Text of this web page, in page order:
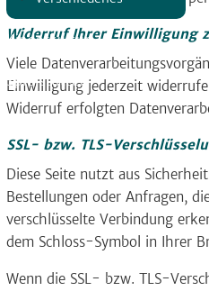
Kinderkultur
Spielstätten
Widerruf Ihrer Einwilligung
Viele
Einwilligung jederzeit
Widerruf erfolgten
SSL- bzw. TLS-
Diese Seite nutzt aus
Bestellungen oder Anfragen,
verschlüsselte Verbindung
dem Schloss-Symbol in Ihrer
Wenn die SSL- bzw. TLS-